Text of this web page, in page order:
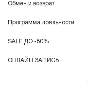
Обмен и возврат
Программа лояльности
SALE ДО -80%
ОНЛАЙН ЗАПИСЬ